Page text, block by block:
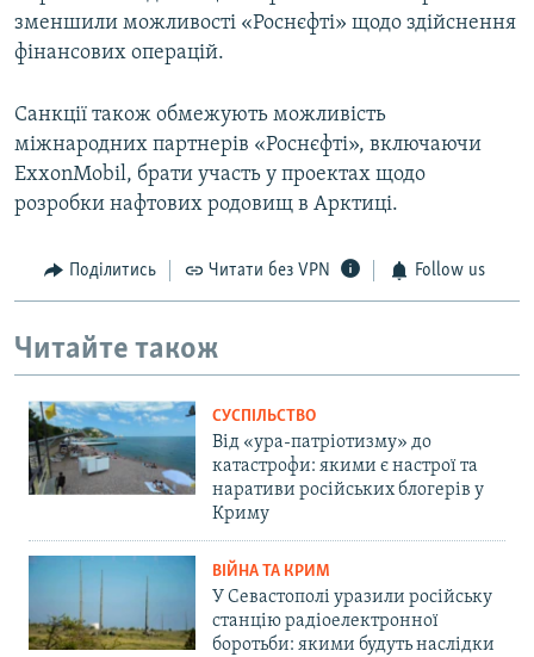
зменшили можливості «Роснєфті» щодо здійснення
фінансових операцій.
Санкції також обмежують можливість
міжнародних партнерів «Роснєфті», включаючи
ExxonMobil, брати участь у проектах щодо
розробки нафтових родовищ в Арктиці.
Поділитись Читати без VPN Follow us
Читайте також
СУСПІЛЬСТВО
Від «ура-патріотизму» до
катастрофи: якими є настрої та
наративи російських блогерів у
Криму
ВІЙНА ТА КРИМ
У Севастополі уразили російську
станцію радіоелектронної
боротьби: якими будуть наслідки